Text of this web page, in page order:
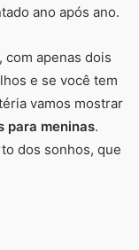
ano após ano.
com apenas dois
e se você tem
vamos mostrar
para meninas.
dos sonhos, que